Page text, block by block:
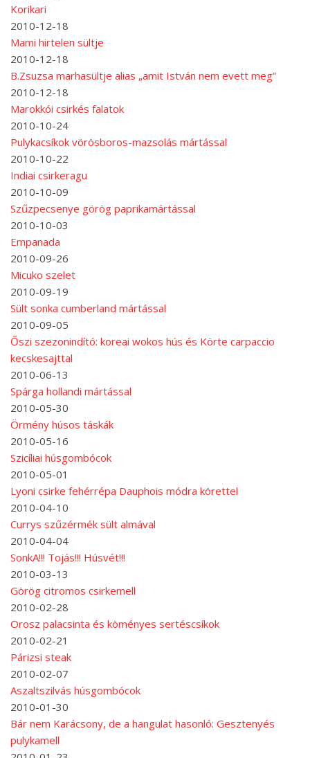
Korikari
2010-12-18
Mami hirtelen sültje
2010-12-18
B.Zsuzsa marhasültje alias „amit István nem evett meg”
2010-12-18
Marokkói csirkés falatok
2010-10-24
Pulykacsíkok vörösboros-mazsolás mártással
2010-10-22
Indiai csirkeragu
2010-10-09
Szűzpecsenye görög paprikamártással
2010-10-03
Empanada
2010-09-26
Micuko szelet
2010-09-19
Sült sonka cumberland mártással
2010-09-05
Őszi szezonindító: koreai wokos hús és Körte carpaccio
kecskesajttal
2010-06-13
Spárga hollandi mártással
2010-05-30
Örmény húsos táskák
2010-05-16
Szicíliai húsgombócok
2010-05-01
Lyoni csirke fehérrépa Dauphois módra körettel
2010-04-10
Currys szűzérmék sült almával
2010-04-04
SonkA!!! Tojás!!! Húsvét!!!
2010-03-13
Görög citromos csirkemell
2010-02-28
Orosz palacsinta és köményes sertéscsíkok
2010-02-21
Párizsi steak
2010-02-07
Aszaltszilvás húsgombócok
2010-01-30
Bár nem Karácsony, de a hangulat hasonló: Gesztenyés
pulykamell